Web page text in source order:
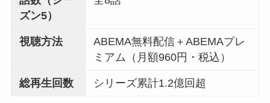
ズン5）
視聴方法
ABEMA無料配信＋ABEMAプレ
ミアム（月額960円・税込）
総再生回数 シリーズ累計1.2億回超